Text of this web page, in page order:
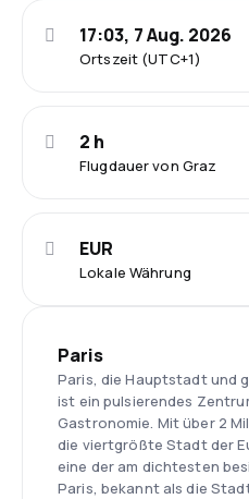
Ortszeit (UTC+1)
17:03, 7 Aug. 2026
Flugdauer von Graz
2 h
Lokale Währung
EUR
Paris
Paris, die Hauptstadt und
ist ein pulsierendes
Gastronomie. Mit über 2
die viertgrößte Stadt der
eine der am dichtesten
Paris, bekannt als die